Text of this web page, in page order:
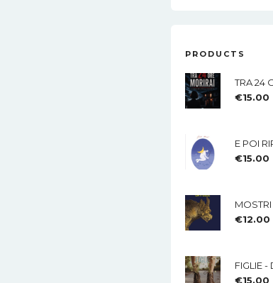
PRODUCTS
€15.00
€15.00
€12.00
€15.00